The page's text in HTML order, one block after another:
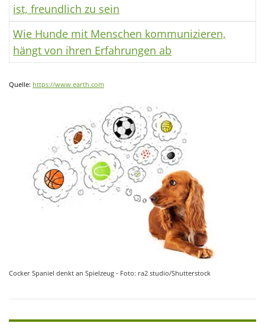
ist, freundlich zu sein
Wie Hunde mit Menschen kommunizieren,
hängt von ihren Erfahrungen ab
Quelle: https://www.earth.com
Cocker Spaniel denkt an Spielzeug - Foto: ra2 studio/Shutterstock